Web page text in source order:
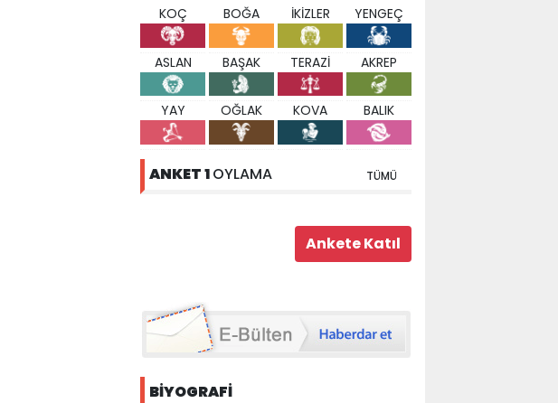
KOÇ BOĞA İKİZLER YENGEÇ
ASLAN BAŞAK TERAZİ AKREP
YAY OĞLAK KOVA BALIK
ANKET 1OYLAMA TÜMÜ
BİYOGRAFİ